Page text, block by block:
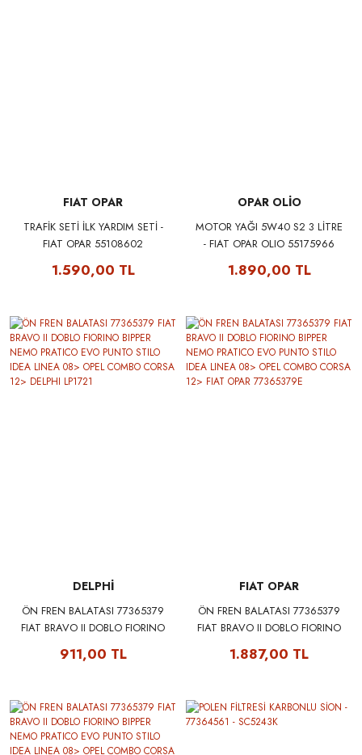
FIAT OPAR
TRAFİK SETİ İLK YARDIM SETİ -
FIAT OPAR 55108602
1.590,00 TL
OPAR OLİO
MOTOR YAĞI 5W40 S2 3 LİTRE
- FIAT OPAR OLIO 55175966
1.890,00 TL
DELPHİ
ÖN FREN BALATASI 77365379
FIAT BRAVO II DOBLO FIORINO
PUNTO STILO IDEA LINEA 08>
911,00 TL
FIAT OPAR
ÖN FREN BALATASI 77365379
FIAT BRAVO II DOBLO FIORINO
PUNTO STILO IDEA LINEA 08>
1.887,00 TL